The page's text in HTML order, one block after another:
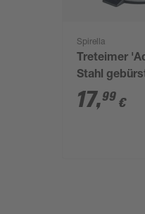
Spirella
Treteimer
Stahl
17,99 €